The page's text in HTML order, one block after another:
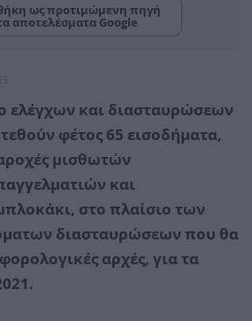
ως προτιμώμενη πηγή
αποτελέσματα Google
ελέγχων και διασταυρώσεων
φέτος 65 εισοδήματα,
μισθωτών
και
στο πλαίσιο των
διασταυρώσεων που θα
αρχές, για τα